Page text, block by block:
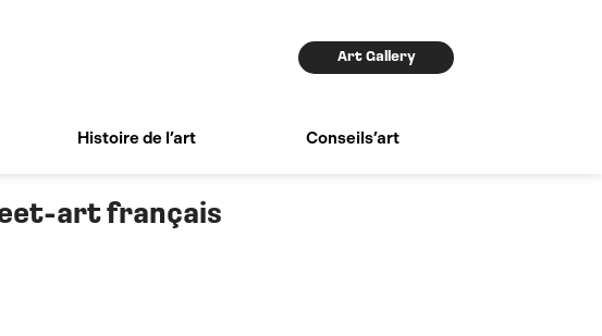
Art Gallery
Histoire de l’art Conseils’art
art français